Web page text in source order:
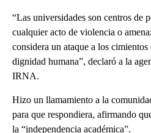
“Las universidades son centros de
cualquier acto de violencia o
considera un ataque a los
dignidad humana”, declaró a la
IRNA.
Hizo un llamamiento a la
para que respondiera, afirmando
la “independencia académica”.